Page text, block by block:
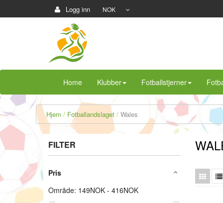
Logg inn NOK
Home Klubber Fotballstjerner
Hjem Fotballandslaget Wales
FILTER
Pris
Område: 149NOK - 416NOK